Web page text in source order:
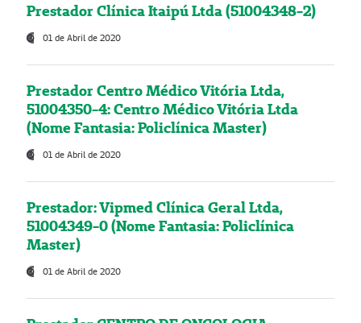
Prestador Clínica Itaipú Ltda (51004348-2)
01 de Abril de 2020
Prestador Centro Médico Vitória Ltda,
51004350-4: Centro Médico Vitória Ltda
(Nome Fantasia: Policlínica Master)
01 de Abril de 2020
Prestador: Vipmed Clínica Geral Ltda,
51004349-0 (Nome Fantasia: Policlínica
Master)
01 de Abril de 2020